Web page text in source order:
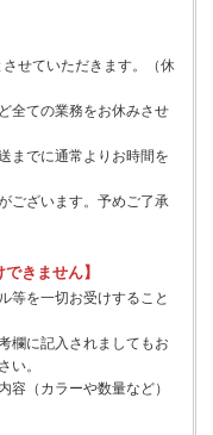
せていただきます。（休
全ての業務をお休みさせ
までに通常よりお時間を
ございます。予めご了承
きません】
等を一切お受けすること
欄に記入されましてもお
い。
容（カラーや数量など）